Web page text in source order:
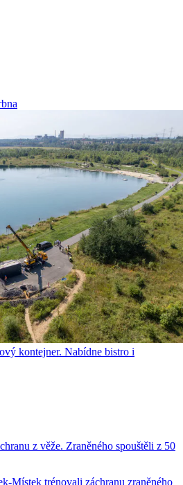
kontejner. Nabídne bistro i
z věže. Zraněného spouštěli z 50
Místek trénovali záchranu zraněného